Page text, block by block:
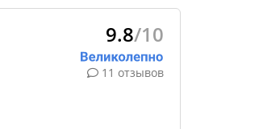
9.8/10
11 отзывов